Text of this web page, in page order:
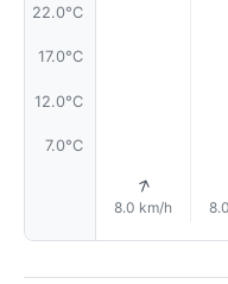
22.0°C
17.0°C
12.0°C
7.0°C
↑
8.0 km/h